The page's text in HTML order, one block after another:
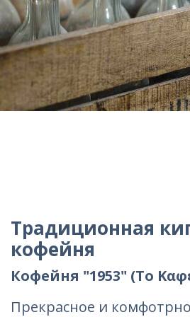
Традиционная
кофейня
Кофейня "1953" (Το
Прекрасное и